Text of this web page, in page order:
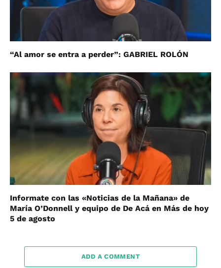
“Al amor se entra a perder”: GABRIEL ROLÓN
Informate con las «Noticias de la Mañana» de
María O’Donnell y equipo de De Acá en Más de hoy
5 de agosto
ADD A COMMENT